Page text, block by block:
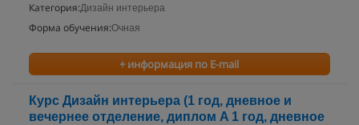
Категория:Дизайн интерьера
Форма обучения:Очная
+ информация по E-mail
Курс Дизайн интерьера (1 год, дневное и
вечернее отделение, диплом A 1 год, дневное